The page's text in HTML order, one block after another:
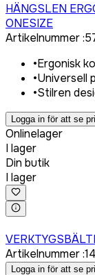
HÄNGSLEN
ONESIZE
Artikelnummer:
•Ergonisk
•Universell
•Stilren
Logga in för att se
Onlinelager
I lager
Din butik
I lager
Artikelnummer:
Logga in för att se